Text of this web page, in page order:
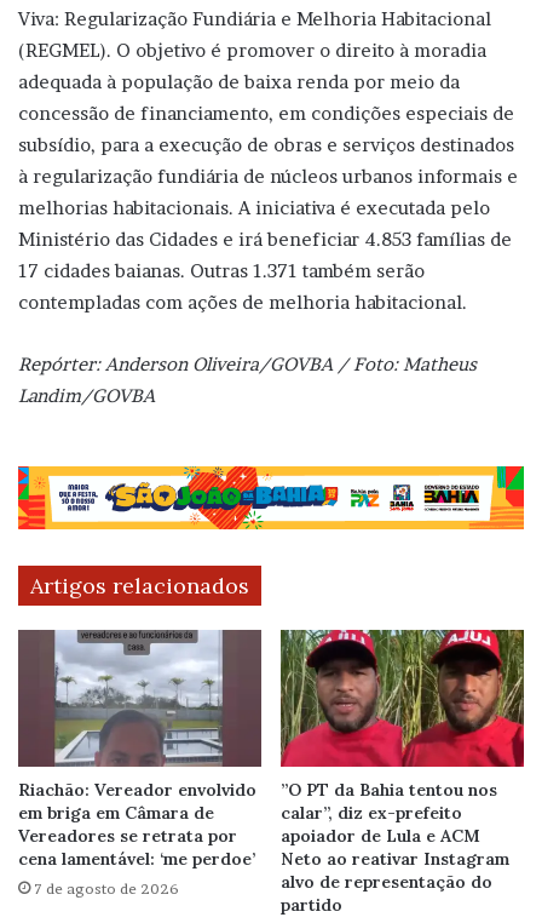
Viva: Regularização Fundiária e Melhoria Habitacional
(REGMEL). O objetivo é promover o direito à moradia
adequada à população de baixa renda por meio da
concessão de financiamento, em condições especiais de
subsídio, para a execução de obras e serviços destinados
à regularização fundiária de núcleos urbanos informais e
melhorias habitacionais. A iniciativa é executada pelo
Ministério das Cidades e irá beneficiar 4.853 famílias de
17 cidades baianas. Outras 1.371 também serão
contempladas com ações de melhoria habitacional.
Repórter: Anderson Oliveira/GOVBA / Foto: Matheus
Landim/GOVBA
Artigos relacionados
Riachão: Vereador envolvido
em briga em Câmara de
Vereadores se retrata por
cena lamentável: ‘me perdoe’
7 de agosto de 2026
”O PT da Bahia tentou nos
calar”, diz ex-prefeito
apoiador de Lula e ACM
Neto ao reativar Instagram
alvo de representação do
partido